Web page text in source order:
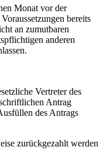
Monat vor der
bereits
an zumutbaren
anderen
Vertreter des
Antrag
des Antrags
zurückgezahlt werden